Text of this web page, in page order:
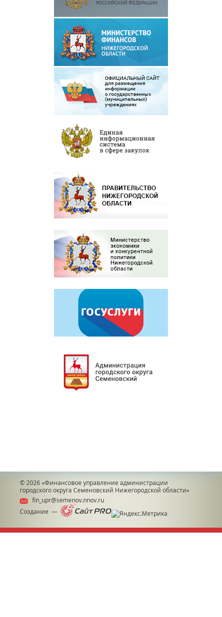
© 2026«Финансовое управление администрации
городского округа Семеновский Нижегородской области»
fin_upr@semenov.nnov.ru
Создание —